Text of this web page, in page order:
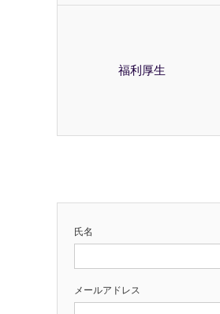
福利厚生
氏名
メールアドレス